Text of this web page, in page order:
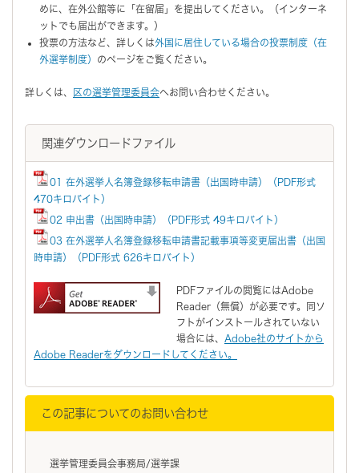
めに、在外公館等に「在留届」を提出してください。（インターネ
ットでも届出ができます。）
投票の方法など、詳しくは外国に居住している場合の投票制度（在
外選挙制度） のページをご覧ください。
詳しくは、 区の選挙管理委員会へお問い合わせください。
関連ダウンロードファイル
01 在外選挙人名簿登録移転申請書（出国時申請）（PDF形式
470キロバイト）
02 申出書（出国時申請）（PDF形式 49キロバイト）
03 在外選挙人名簿登録移転申請書記載事項等変更届出書（出国
時申請）（PDF形式 626キロバイト）
PDFファイルの閲覧にはAdobe
Reader（無償）が必要です。同ソ
フトがインストールされていない
場合には、 Adobe社のサイトから
Adobe Readerをダウンロードしてください。
この記事についてのお問い合わせ
選挙管理委員会事務局/選挙課